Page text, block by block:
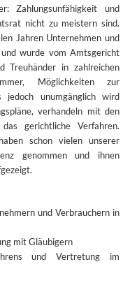
Zahlungsunfähigkeit und
nicht zu meistern sind.
Jahren Unternehmen und
wurde vom Amtsgericht
Treuhänder in zahlreichen
Möglichkeiten zur
jedoch unumgänglich wird
verhandeln mit den
gerichtliche Verfahren.
schon vielen unserer
genommen und ihnen
und Verbrauchern in
mit Gläubigern
und Vertretung im